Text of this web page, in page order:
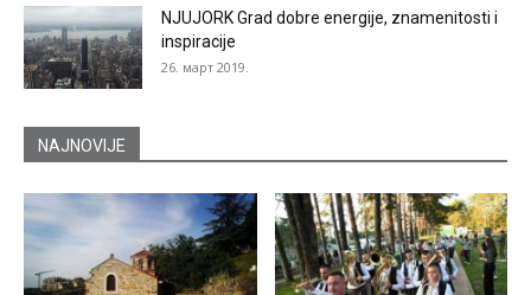
NJUJORK Grad dobre energije, znamenitosti i
inspiracije
26. март 2019.
NAJNOVIJE